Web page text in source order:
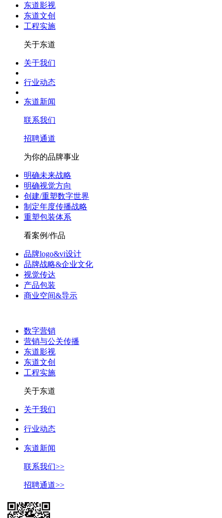
东道影视
东道文创
工程实施
关于东道
关于我们
行业动态
东道新闻
联系我们
招聘通道
为你的品牌事业
明确未来战略
明确视觉方向
创建/重塑数字世界
制定年度传播战略
重塑包装体系
看案例/作品
品牌logo&vi设计
品牌战略&企业文化
视觉传达
产品包装
商业空间&导示
数字营销
营销与公关传播
东道影视
东道文创
工程实施
关于东道
关于我们
行业动态
东道新闻
联系我们>>
招聘通道>>